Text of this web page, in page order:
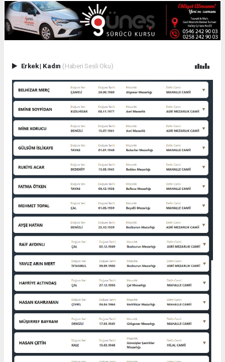
Erkek| Kadın (Haberi Sesli Oku)